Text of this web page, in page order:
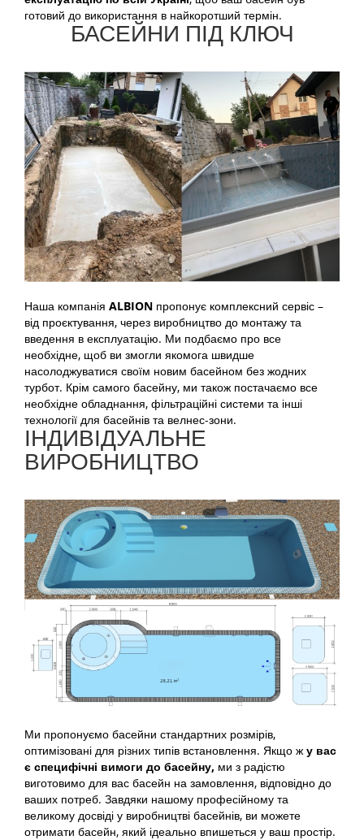
готовий до використання в найкоротший термін.
БАСЕЙНИ ПІД КЛЮЧ
Наша компанія ALBION пропонує комплексний сервіс –
від проєктування, через виробництво до монтажу та
введення в експлуатацію. Ми подбаємо про все
необхідне, щоб ви змогли якомога швидше
насолоджуватися своїм новим басейном без жодних
турбот. Крім самого басейну, ми також постачаємо все
необхідне обладнання, фільтраційні системи та інші
технології для басейнів та велнес-зони.
ІНДИВІДУАЛЬНЕ
ВИРОБНИЦТВО
Ми пропонуємо басейни стандартних розмірів,
оптимізовані для різних типів встановлення. Якщо ж у вас
є специфічні вимоги до басейну, ми з радістю
виготовимо для вас басейн на замовлення, відповідно до
ваших потреб. Завдяки нашому професійному та
великому досвіді у виробництві басейнів, ви можете
отримати басейн, який ідеально впишеться у ваш простір.